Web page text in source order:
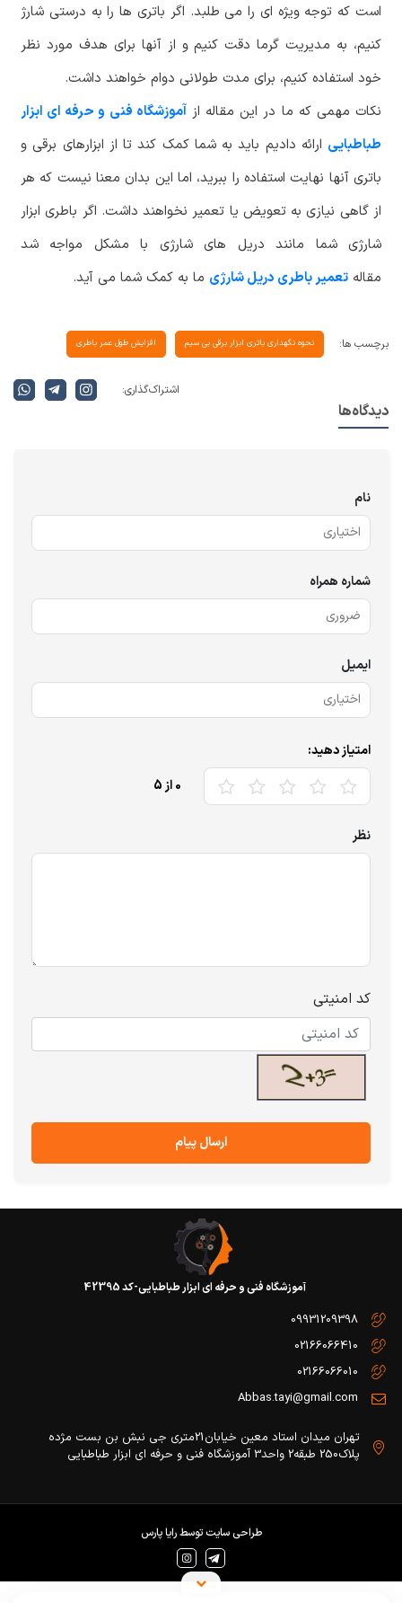
است که توجه ویژه ای را می طلبد. اگر باتری ها را به درستی شارژ
کنیم، به مدیریت گرما دقت کنیم و از آنها برای هدف مورد نظر
خود استفاده کنیم، برای مدت طولانی دوام خواهند داشت.
نکات مهمی که ما در این مقاله ازآموزشگاه فنی و حرفه ای ابزار
طباطبایی ارائه دادیم باید به شما کمک کند تا از ابزارهای برقی و
باتری آنها نهایت استفاده را ببرید، اما این بدان معنا نیست که هر
از گاهی نیازی به تعویض یا تعمیر نخواهند داشت. اگر باطری ابزار
شارژی شما مانند دریل های شارژی با مشکل مواجه شد
مقاله تعمیر باطری دریل شارژی ما به کمک شما می آید.
برچسب ها: نحوه نگهداری باتری ابزار برقی بی سیم افزایش طول عمر باطری
اشتراک گذاری:
دیدگاه‌ها
نام
شماره همراه
ایمیل
امتیاز دهید:
0از 5
نظر
کد امنیتی
ارسال پیام
آموزشگاه فنی و حرفه ای ابزار طباطبایی-کد 42395
09931209398
02166066410
02166066010
Abbas.tayi@gmail.com
تهران میدان استاد معین خیابان21متری جی نبش بن بست مژده
پلاک250 طبقه2 واحد3 آموزشگاه فنی و حرفه ای ابزار طباطبایی
طراحی سایتتوسطرایا پارس